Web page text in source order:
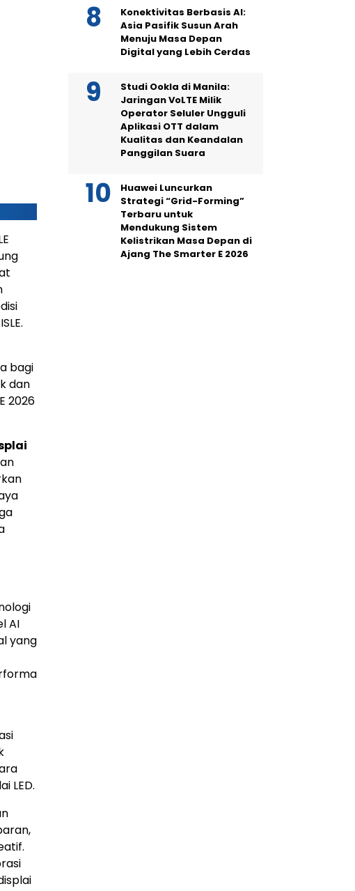
bagi
dan
2026
AI
yang
LED.
Konektivitas Berbasis AI:
Asia Pasifik Susun Arah
Menuju Masa Depan
Digital yang Lebih Cerdas
Studi Ookla di Manila:
Jaringan VoLTE Milik
Operator Seluler Ungguli
Aplikasi OTT dalam
Kualitas dan Keandalan
Panggilan Suara
Huawei Luncurkan
Strategi “Grid-Forming”
Terbaru untuk
Mendukung Sistem
Kelistrikan Masa Depan di
Ajang The Smarter E 2026